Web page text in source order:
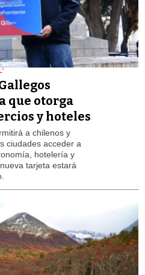
que otorga
y hoteles
a chilenos y
ciudades acceder a
hotelería y
tarjeta estará